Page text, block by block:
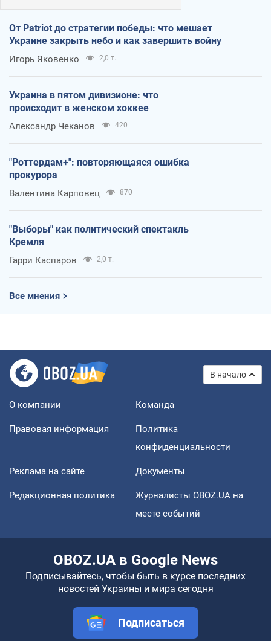
От Patriot до стратегии победы: что мешает
Украине закрыть небо и как завершить войну
Игорь Яковенко 2,0 т.
Украина в пятом дивизионе: что
происходит в женском хоккее
Александр Чеканов 420
"Роттердам+": повторяющаяся ошибка
прокурора
Валентина Карповец 870
"Выборы" как политический спектакль
Кремля
Гарри Каспаров 2,0 т.
Все мнения
В начало
О компании Команда
Правовая информация
Политика
конфиденциальности
Реклама на сайте Документы
Редакционная политика
Журналисты OBOZ.UA на
месте событий
OBOZ.UA в Google News
Подписывайтесь, чтобы быть в курсе последних
новостей Украины и мира сегодня
Подписаться